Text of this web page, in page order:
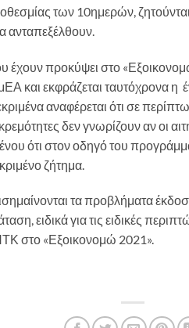
των 10ημερών,
ανταπεξέλθουν.
έχουν προκύψει στο
και εκφράζεται ταυτόχρονα η
αναφέρεται ότι σε
δεν γνωρίζουν αν οι
ότι στον οδηγό του
ζήτημα.
τα προβλήματα
ειδικά για τις ειδικές
στο «Εξοικονομώ 2021».